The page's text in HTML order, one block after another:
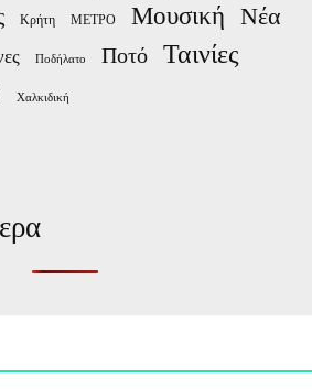
Κρήτη ΜΕΤΡΟ Μουσική Νέα
Ποδήλατο Ποτό Ταινίες
Χαλκιδική